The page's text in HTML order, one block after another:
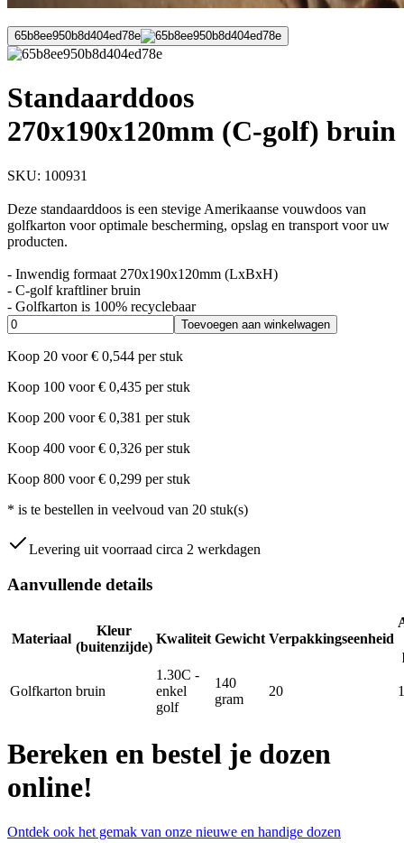
65b8ee950b8d404ed78e
Standaarddoos
270x190x120mm (C-golf) bruin
SKU: 100931
Deze standaarddoos is een stevige Amerikaanse vouwdoos van
golfkarton voor optimale bescherming, opslag en transport voor uw
producten.
- Inwendig formaat 270x190x120mm (LxBxH)
- C-golf kraftliner bruin
- Golfkarton is 100% recyclebaar
Toevoegen aan winkelwagen
Koop 20 voor € 0,544 per stuk
Koop 100 voor € 0,435 per stuk
Koop 200 voor € 0,381 per stuk
Koop 400 voor € 0,326 per stuk
Koop 800 voor € 0,299 per stuk
* is te bestellen in veelvoud van 20 stuk(s)
Levering uit voorraad circa 2 werkdagen
Aanvullende details
Materiaal
Kleur
(buitenzijde)
Kwaliteit Gewicht Verpakkingseenheid
Golfkarton bruin
1.30C -
enkel
golf
140
gram
20
Bereken en bestel je dozen
online!
Ontdek ook het gemak van onze nieuwe en handige dozen